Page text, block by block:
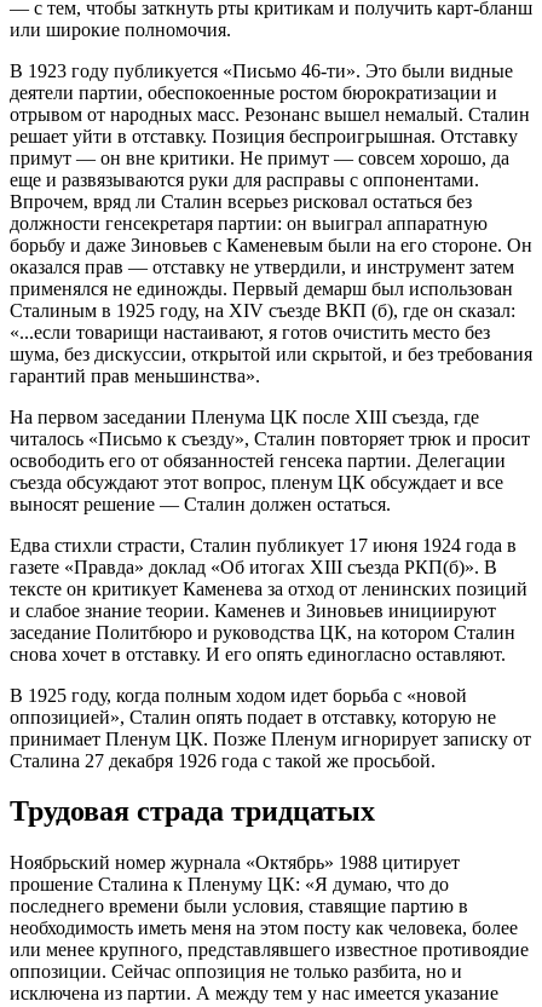
— с тем, чтобы заткнуть рты критикам и получить карт-бланш
или широкие полномочия.
В 1923 году публикуется «Письмо 46-ти». Это были видные
деятели партии, обеспокоенные ростом бюрократизации и
отрывом от народных масс. Резонанс вышел немалый. Сталин
решает уйти в отставку. Позиция беспроигрышная. Отставку
примут — он вне критики. Не примут — совсем хорошо, да
еще и развязываются руки для расправы с оппонентами.
Впрочем, вряд ли Сталин всерьез рисковал остаться без
должности генсекретаря партии: он выиграл аппаратную
борьбу и даже Зиновьев с Каменевым были на его стороне. Он
оказался прав — отставку не утвердили, и инструмент затем
применялся не единожды. Первый демарш был использован
Сталиным в 1925 году, на XIV съезде ВКП (б), где он сказал:
«...если товарищи настаивают, я готов очистить место без
шума, без дискуссии, открытой или скрытой, и без требования
гарантий прав меньшинства».
На первом заседании Пленума ЦК после XIII съезда, где
читалось «Письмо к съезду», Сталин повторяет трюк и просит
освободить его от обязанностей генсека партии. Делегации
съезда обсуждают этот вопрос, пленум ЦК обсуждает и все
выносят решение — Сталин должен остаться.
Едва стихли страсти, Сталин публикует 17 июня 1924 года в
газете «Правда» доклад «Об итогах XIII съезда РКП(б)». В
тексте он критикует Каменева за отход от ленинских позиций
и слабое знание теории. Каменев и Зиновьев инициируют
заседание Политбюро и руководства ЦК, на котором Сталин
снова хочет в отставку. И его опять единогласно оставляют.
В 1925 году, когда полным ходом идет борьба с «новой
оппозицией», Сталин опять подает в отставку, которую не
принимает Пленум ЦК. Позже Пленум игнорирует записку от
Сталина 27 декабря 1926 года с такой же просьбой.
Трудовая страда тридцатых
Ноябрьский номер журнала «Октябрь» 1988 цитирует
прошение Сталина к Пленуму ЦК: «Я думаю, что до
последнего времени были условия, ставящие партию в
необходимость иметь меня на этом посту как человека, более
или менее крупного, представлявшего известное противоядие
оппозиции. Сейчас оппозиция не только разбита, но и
исключена из партии. А между тем у нас имеется указание